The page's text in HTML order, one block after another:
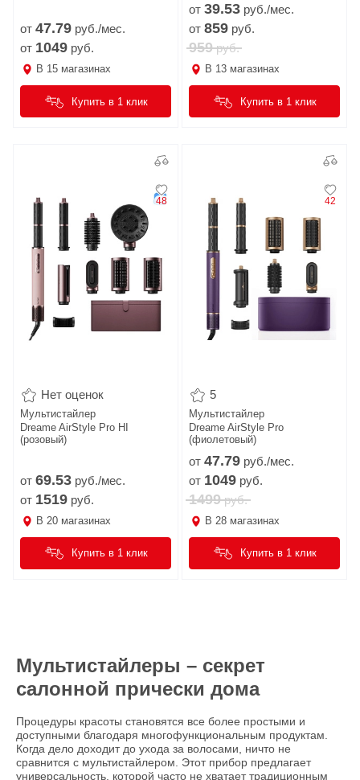
от 47.79 руб./мес.
от 1049 руб.
В 15 магазинах
Купить в 1 клик
от 39.53 руб./мес.
от 859 руб.
959руб.
В 13 магазинах
Купить в 1 клик
48
Нет оценок
Мультистайлер
Dreame AirStyle Pro HI
(розовый)
от 69.53 руб./мес.
от 1519 руб.
В 20 магазинах
Купить в 1 клик
42
5
Мультистайлер
Dreame AirStyle Pro
(фиолетовый)
от 47.79 руб./мес.
от 1049 руб.
1499руб.
В 28 магазинах
Купить в 1 клик
Мультистайлеры – секрет
салонной прически дома
Процедуры красоты становятся все более простыми и
доступными благодаря многофункциональным продуктам.
Когда дело доходит до ухода за волосами, ничто не
сравнится с мультистайлером. Этот прибор предлагает
универсальность, которой часто не хватает традиционным